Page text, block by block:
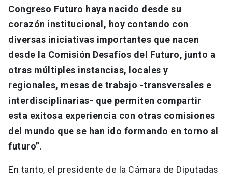
Congreso Futuro haya nacido desde su
corazón institucional, hoy contando con
diversas iniciativas importantes que nacen
desde la Comisión Desafíos del Futuro, junto a
otras múltiples instancias, locales y
regionales, mesas de trabajo -transversales e
interdisciplinarias- que permiten compartir
esta exitosa experiencia con otras comisiones
del mundo que se han ido formando en torno al
futuro”.
En tanto, el presidente de la Cámara de Diputadas